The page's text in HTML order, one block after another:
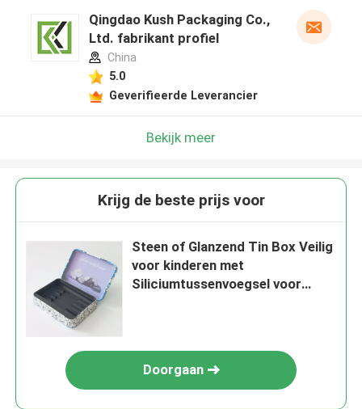
Qingdao Kush Packaging Co.,
Ltd. fabrikant profiel
China
5.0
Geverifieerde Leverancier
Bekijk meer
Krijg de beste prijs voor
Steen of Glanzend Tin Box Veilig
voor kinderen met
Siliciumtussenvoegsel voor
Doorgaan